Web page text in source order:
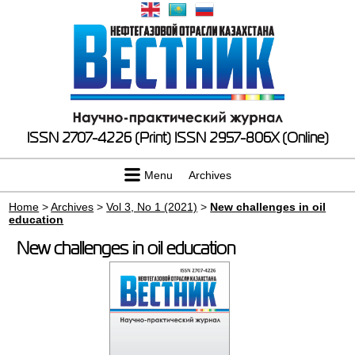
ISSN 2707-4226 (Print) ISSN 2957-806X (Online)
Menu Archives
Home >Archives >Vol 3, No 1 (2021) > New challenges in oil
education
New challenges in oil education